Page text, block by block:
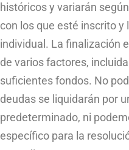
históricos y variarán
con los que esté inscrito
individual. La finalización
de varios factores,
suficientes fondos. No
deudas se liquidarán por
predeterminado, ni
específico para la